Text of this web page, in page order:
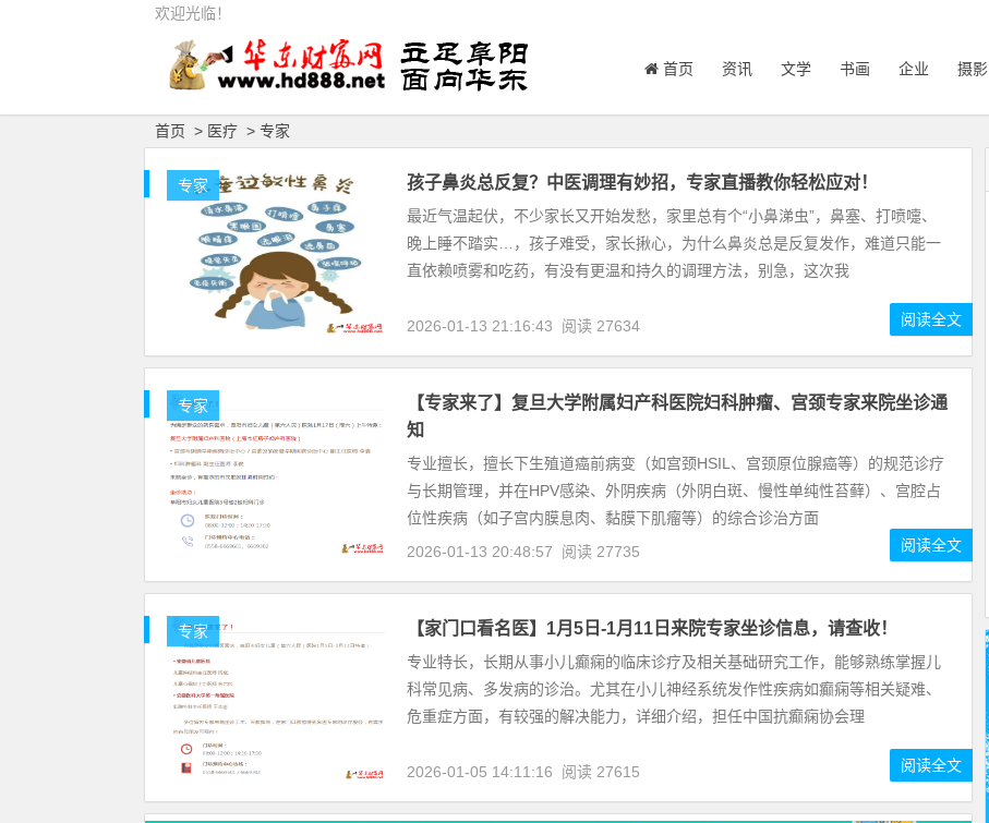
欢迎光临！
首页 资讯 文学 书画 企业 摄影
首页 > 医疗 > 专家
专家 孩子鼻炎总反复？中医调理有妙招，专家直播教你轻松应对！
最近气温起伏，不少家长又开始发愁，家里总有个“小鼻涕虫”，鼻塞、打喷嚏、
晚上睡不踏实…，孩子难受，家长揪心，为什么鼻炎总是反复发作，难道只能一
直依赖喷雾和吃药，有没有更温和持久的调理方法，别急，这次我
2026-01-13 21:16:43 阅读 27634 阅读全文
专家
【专家来了】复旦大学附属妇产科医院妇科肿瘤、宫颈专家来院坐诊通
知
专业擅长，擅长下生殖道癌前病变（如宫颈HSIL、宫颈原位腺癌等）的规范诊疗
与长期管理，并在HPV感染、外阴疾病（外阴白斑、慢性单纯性苔藓）、宫腔占
位性疾病（如子宫内膜息肉、黏膜下肌瘤等）的综合诊治方面
2026-01-13 20:48:57
阅读 27735 阅读全文
专家 【家门口看名医】1月5日-1月11日来院专家坐诊信息，请查收！
专业特长，长期从事小儿癫痫的临床诊疗及相关基础研究工作，能够熟练掌握儿
科常见病、多发病的诊治。尤其在小儿神经系统发作性疾病如癫痫等相关疑难、
危重症方面，有较强的解决能力，详细介绍，担任中国抗癫痫协会理
2026-01-05 14:11:16 阅读 27615 阅读全文